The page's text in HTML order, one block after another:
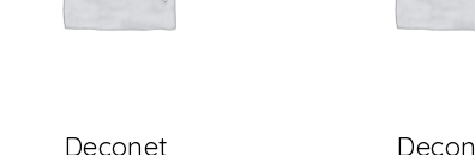
Deconet